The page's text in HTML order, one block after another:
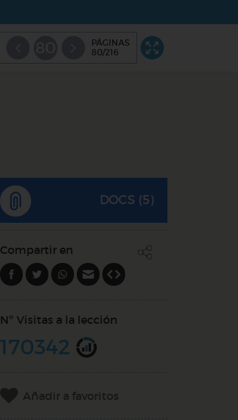
PÁGINAS
80/216
DOCS (5)
Compartir en
Nº Visitas a la lección
170342
Añadir a favoritos